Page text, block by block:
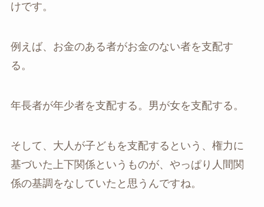
けです。
例えば、お金のある者がお金のない者を支配す
る。
年長者が年少者を支配する。男が女を支配する。
そして、大人が子どもを支配するという、権力に
基づいた上下関係というものが、やっぱり人間関
係の基調をなしていたと思うんですね。